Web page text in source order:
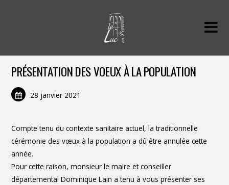
PRÉSENTATION DES VOEUX À LA POPULATION
28 janvier 2021
Compte tenu du contexte sanitaire actuel, la traditionnelle
cérémonie des vœux à la population a dû être annulée cette
année.
Pour cette raison, monsieur le maire et conseiller
départemental Dominique Lain a tenu à vous présenter ses